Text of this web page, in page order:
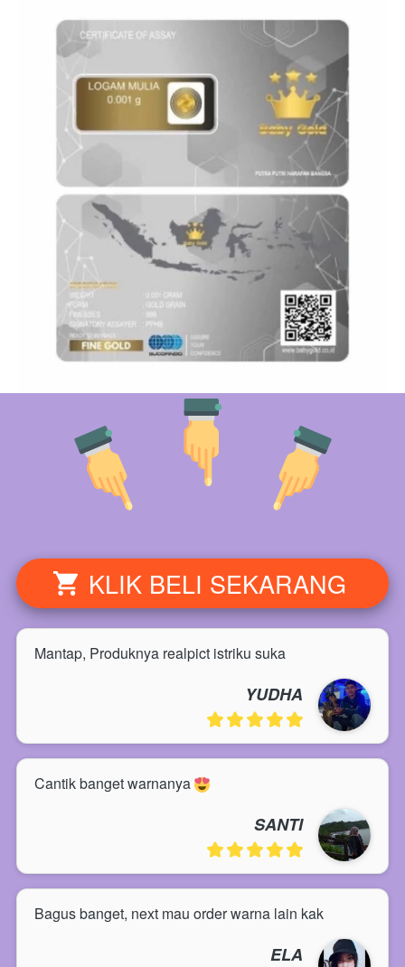
` KLIK BELI SEKARANG
Mantap, Produknya realpict istriku suka
YUDHA
Cantik banget warnanya
SANTI
Bagus banget, next mau order warna lain kak
ELA